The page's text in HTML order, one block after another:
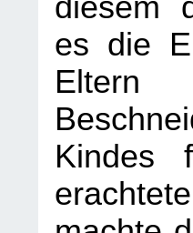
diesem
es die
Kindes